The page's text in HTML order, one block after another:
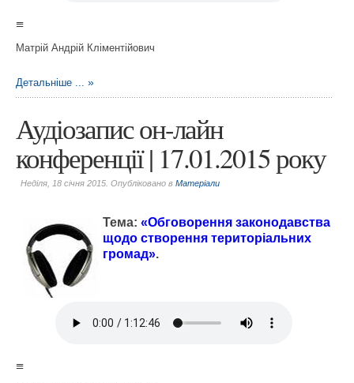
≡
Матрій Андрій Кліментійович
Детальніше ...
Аудіозапис он-лайн
конференції | 17.01.2015 року
Неділя, 18 січня 2015. Опубліковано в Матеріали
Тема: «Обговорення законодавства
щодо створення територіальних
громад».
≡